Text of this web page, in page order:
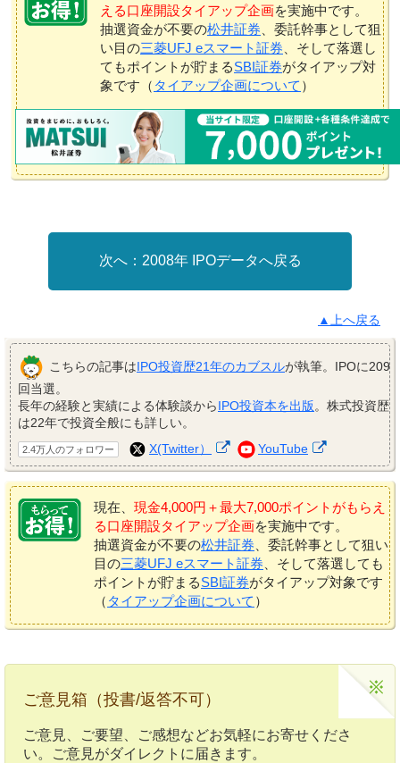
える口座開設タイアップ企画を実施中です。
抽選資金が不要の松井証券 、委託幹事として狙
い目の三菱UFJ eスマート証券 、そして落選し
てもポイントが貯まるSBI証券がタイアップ対
象です（ タイアップ企画について ）
2008年 IPOデータへ戻る
▲上へ戻る
こちらの記事はIPO投資歴21年のカブスルが執筆。IPOに209
回当選。
長年の経験と実績による体験談からIPO投資本を出版。株式投資歴
は22年で投資全般にも詳しい。
2.4万人のフォロワー X(Twitter） YouTube
現在、 現金4,000円＋最大7,000ポイントがもらえ
る口座開設タイアップ企画を実施中です。
抽選資金が不要の松井証券、委託幹事として狙い
目の三菱UFJ eスマート証券、そして落選しても
ポイントが貯まるSBI証券がタイアップ対象です
（ タイアップ企画について ）
ご意見箱（投書/返答不可）
ご意見、ご要望、ご感想などお気軽にお寄せくださ
い。ご意見がダイレクトに届きます。